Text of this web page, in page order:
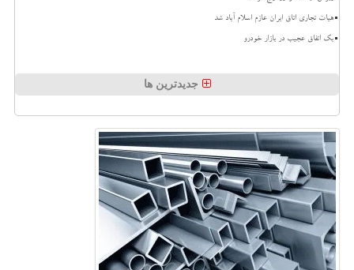
هیات تجاری اتاق ایران عازم اسلام آباد شد
بک اتفاق عجیب در بازار خودرو
جدیدترین ها